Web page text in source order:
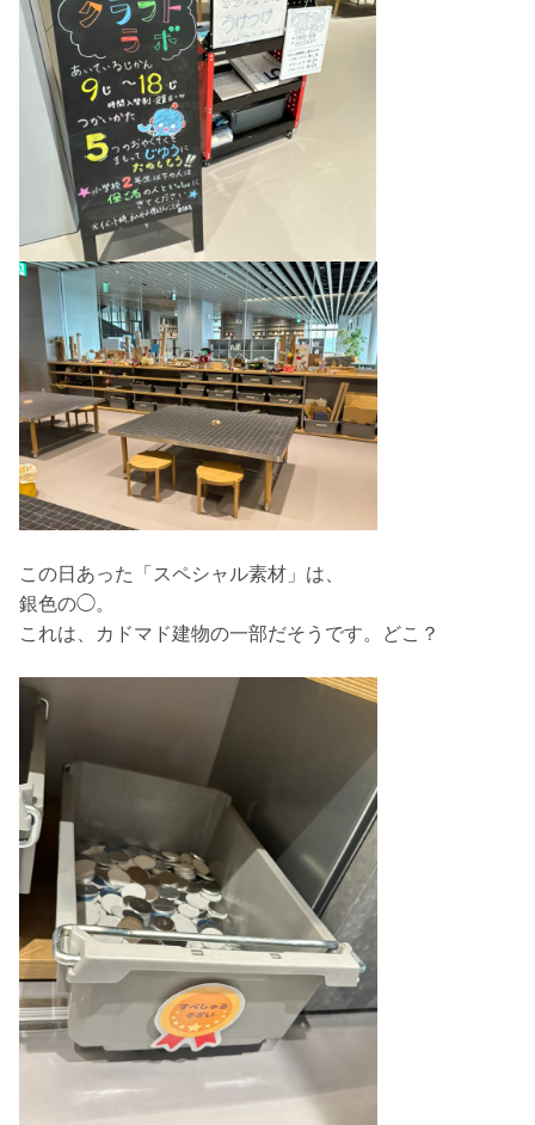
この日あった「スペシャル素材」は、
銀色の◯。
これは、カドマド建物の一部だそうです。どこ？